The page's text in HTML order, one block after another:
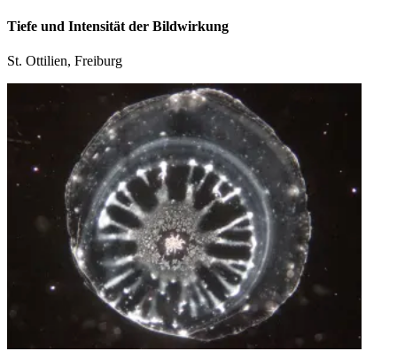
Tiefe und Intensität der Bildwirkung
St. Ottilien, Freiburg